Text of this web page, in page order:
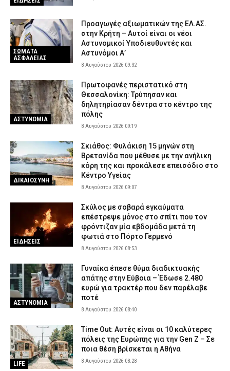
ΣΩΜΑΤΑ
ΑΣΦΑΛΕΙΑΣ
Προαγωγές αξιωματικών της ΕΛ.ΑΣ.
στην Κρήτη – Αυτοί είναι οι νέοι
Αστυνομικοί Υποδιευθυντές και
Αστυνόμοι Α’
8 Αυγούστου 2026 09:32
ΑΣΤΥΝΟΜΙΑ
Πρωτοφανές περιστατικό στη
Θεσσαλονίκη: Τρύπησαν και
δηλητηρίασαν δέντρα στο κέντρο της
πόλης
8 Αυγούστου 2026 09:19
ΔΙΚΑΙΟΣΥΝΗ
Σκιάθος: Φυλάκιση 15 μηνών στη
Βρετανίδα που μέθυσε με την ανήλικη
κόρη της και προκάλεσε επεισόδιο στο
Κέντρο Υγείας
8 Αυγούστου 2026 09:07
ΕΙΔΗΣΕΙΣ
Σκύλος με σοβαρά εγκαύματα
επέστρεψε μόνος στο σπίτι που τον
φρόντιζαν μία εβδομάδα μετά τη
φωτιά στο Πόρτο Γερμενό
8 Αυγούστου 2026 08:53
ΑΣΤΥΝΟΜΙΑ
Γυναίκα έπεσε θύμα διαδικτυακής
απάτης στην Εύβοια – Έδωσε 2.480
ευρώ για τρακτέρ που δεν παρέλαβε
ποτέ
8 Αυγούστου 2026 08:40
LIFE
Time Out: Αυτές είναι οι 10 καλύτερες
πόλεις της Ευρώπης για την Gen Z – Σε
ποια θέση βρίσκεται η Αθήνα
8 Αυγούστου 2026 08:28